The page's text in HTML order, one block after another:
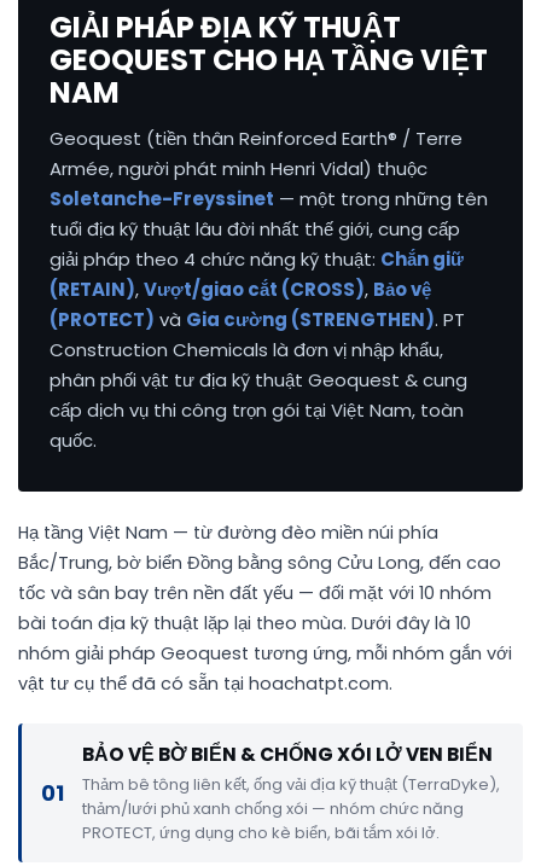
GIẢI PHÁP ĐỊA KỸ THUẬT
GEOQUEST CHO HẠ TẦNG VIỆT
NAM
Geoquest (tiền thân Reinforced Earth® / Terre
Armée, người phát minh Henri Vidal) thuộc
Soletanche-Freyssinet — một trong những tên
tuổi địa kỹ thuật lâu đời nhất thế giới, cung cấp
giải pháp theo 4 chức năng kỹ thuật: Chắn giữ
(RETAIN),Vượt/giao cắt (CROSS), Bảo vệ
(PROTECT) và Gia cường (STRENGTHEN). PT
Construction Chemicals là đơn vị nhập khẩu,
phân phối vật tư địa kỹ thuật Geoquest & cung
cấp dịch vụ thi công trọn gói tại Việt Nam, toàn
quốc.
Hạ tầng Việt Nam — từ đường đèo miền núi phía
Bắc/Trung, bờ biển Đồng bằng sông Cửu Long, đến cao
tốc và sân bay trên nền đất yếu — đối mặt với 10 nhóm
bài toán địa kỹ thuật lặp lại theo mùa. Dưới đây là 10
nhóm giải pháp Geoquest tương ứng, mỗi nhóm gắn với
vật tư cụ thể đã có sẵn tại hoachatpt.com.
01
BẢO VỆ BỜ BIỂN & CHỐNG XÓI LỞ VEN BIỂN
Thảm bê tông liên kết, ống vải địa kỹ thuật (TerraDyke),
thảm/lưới phủ xanh chống xói — nhóm chức năng
PROTECT, ứng dụng cho kè biển, bãi tắm xói lở.